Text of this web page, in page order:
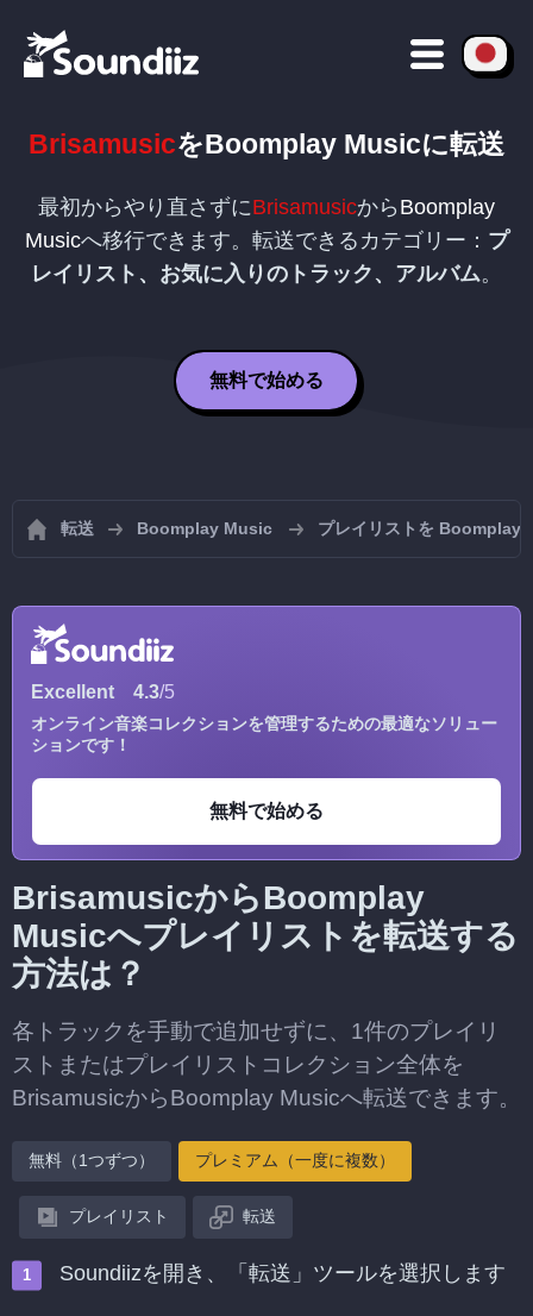
BrisamusicをBoomplay Musicに転送
最初からやり直さずにBrisamusicから Boomplay
Musicへ移行できます。転送できるカテゴリー： プ
レイリスト、お気に入りのトラック、アルバム。
無料で始める
転送 Boomplay Music プレイリストを Boomplay
Excellent 4.3/5
オンライン音楽コレクションを管理するための最適なソリュー
ションです！
無料で始める
BrisamusicからBoomplay
Musicへプレイリストを転送する
方法は？
各トラックを手動で追加せずに、1件のプレイリ
ストまたはプレイリストコレクション全体を
BrisamusicからBoomplay Musicへ転送できます。
無料（1つずつ） プレミアム（一度に複数）
プレイリスト 転送
Soundiizを開き、「転送」ツールを選択します